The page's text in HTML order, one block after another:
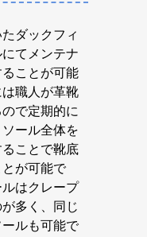
ダックフィ
てメンテナ
ことが可能
職人が革靴
で定期的に
ール全体を
ことで靴底
が可能で
はクレープ
多く、同じ
ルも可能で